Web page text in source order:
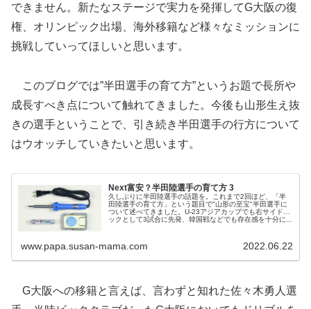
できません。新たなステージで実力を発揮してG大阪の復
権、オリンピック出場、海外移籍など様々なミッションに
挑戦していってほしいと思います。
このブログでは”半田選手の育て方”というお題で長所や
成長すべき点について触れてきました。今後も山形生え抜
きの選手ということで、引き続き半田選手の行方について
はウオッチしていきたいと思います。
Next富安？半田陸選手の育て方 3
久しぶりに半田陸選手の話題を。これまで2回ほど、「半
田陸選手の育て方」という題目で"山形の至宝"半田選手に
ついて述べてきました。U-23アジアカップでも右サイドバ
ックとして3試合に先発、韓国戦などでも存在感を十分に...
www.papa.susan-mama.com 2022.06.22
G大阪への移籍と言えば、言わずと知れた佐々木勇人選